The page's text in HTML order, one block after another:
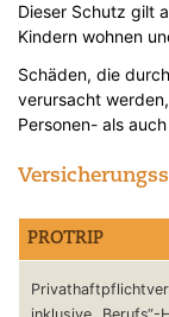
Dieser Schutz gilt
Kindern wohnen
Schäden, die
verursacht
Personen- als
PROTRIP